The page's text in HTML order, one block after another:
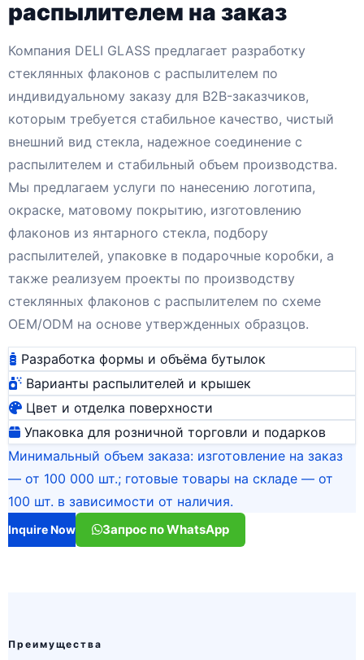
распылителем на заказ
Компания DELI GLASS предлагает разработку
стеклянных флаконов с распылителем по
индивидуальному заказу для B2B-заказчиков,
которым требуется стабильное качество, чистый
внешний вид стекла, надежное соединение с
распылителем и стабильный объем производства.
Мы предлагаем услуги по нанесению логотипа,
окраске, матовому покрытию, изготовлению
флаконов из янтарного стекла, подбору
распылителей, упаковке в подарочные коробки, а
также реализуем проекты по производству
стеклянных флаконов с распылителем по схеме
OEM/ODM на основе утвержденных образцов.
Разработка формы и объёма бутылок
Варианты распылителей и крышек
Цвет и отделка поверхности
Упаковка для розничной торговли и подарков
Минимальный объем заказа: изготовление на заказ
— от 100 000 шт.; готовые товары на складе — от
100 шт. в зависимости от наличия.
Inquire Now Запрос по WhatsApp
Преимущества